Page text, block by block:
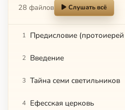
28 файлов Слушать всё
1
2 Введение
3 Тайна семи светильников
4 Ефесская церковь